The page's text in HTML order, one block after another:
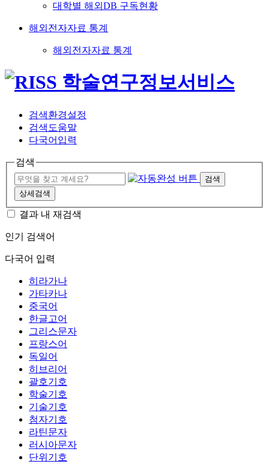
대학별 해외DB 구독현황
해외전자자료 통계
해외전자자료 통계
검색환경설정
검색도움말
다국어입력
검색
검색
상세검색
결과 내 재검색
인기 검색어
다국어 입력
히라가나
가타카나
중국어
한글고어
그리스문자
프랑스어
독일어
히브리어
괄호기호
학술기호
기술기호
첨자기호
라틴문자
러시아문자
단위기호